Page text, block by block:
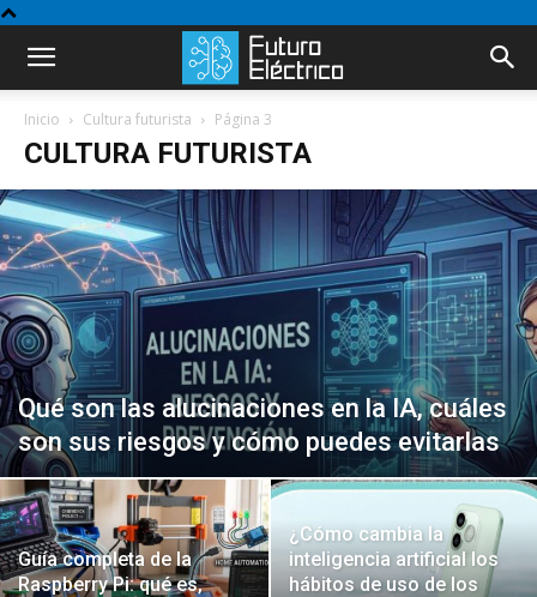
Inicio Cultura futurista Página 3
CULTURA FUTURISTA
Qué son las alucinaciones en la IA, cuáles
son sus riesgos y cómo puedes evitarlas
Guía completa de la
Raspberry Pi: qué es,
¿Cómo cambia la
inteligencia artificial los
hábitos de uso de los